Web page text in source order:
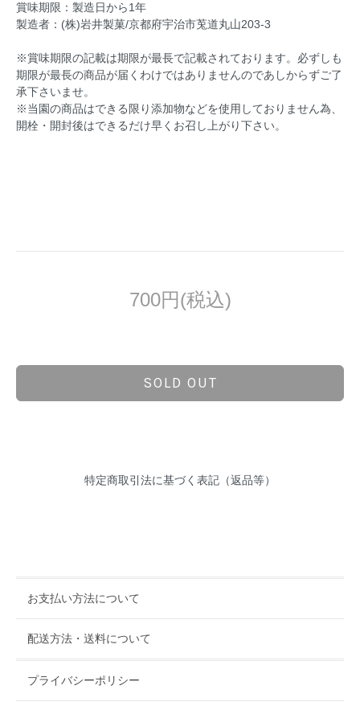
賞味期限：製造日から1年
製造者：(株)岩井製菓/京都府宇治市莵道丸山203-3
※賞味期限の記載は期限が最長で記載されております。必ずしも
期限が最長の商品が届くわけではありませんのであしからずご了
承下さいませ。
※当園の商品はできる限り添加物などを使用しておりません為、
開栓・開封後はできるだけ早くお召し上がり下さい。
700円(税込)
SOLD OUT
特定商取引法に基づく表記（返品等）
お支払い方法について
配送方法・送料について
プライバシーポリシー